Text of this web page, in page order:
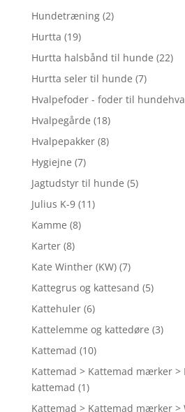
Hundetræning (2)
Hurtta (19)
Hurtta halsbånd til hunde (22)
Hurtta seler til hunde (7)
Hvalpefoder - foder til
Hvalpegårde (18)
Hvalpepakker (8)
Hygiejne (7)
Jagtudstyr til hunde (5)
Julius K-9 (11)
Kamme (8)
Karter (8)
Kate Winther (KW) (7)
Kattegrus og kattesand (5)
Kattehuler (6)
Kattelemme og kattedøre (3)
Kattemad (10)
Kattemad > Kattemad mærker >
kattemad (1)
Kattemad > Kattemad mærker >